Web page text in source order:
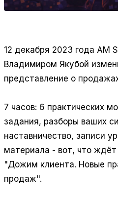
12 декабря 2023 года AM
Владимиром Якубой
представление о
7 часов: 6 практических
задания, разборы ваших
наставничество, записи
материала - вот, что ждёт
"Дожим клиента. Новые
продаж".